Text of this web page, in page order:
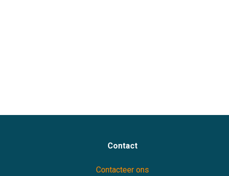
Contact
Contacteer ons